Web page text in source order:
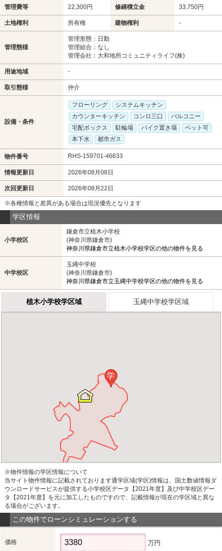
管理費等 22,300円 修繕積立金 33,750円
土地権利 所有権 建物権利 -
管理態様
管理形態：日勤
管理組合：なし
管理会社：大和地所コミュニティライフ(株)
用途地域 -
取引態様 仲介
設備・条件
フローリング
システムキッチン
カウンターキッチン
コンロ三口
バルコニー
宅配ボックス
駐輪場 バイク置き場
ペット可
本下水
都市ガス
物件番号 RHS-159701-46633
情報更新日 2026年08月08日
次回更新日 2026年08月22日
※各種情報と差異がある場合は現況優先となります
学区情報
小学校区
鎌倉市立植木小学校
(神奈川県鎌倉市)
神奈川県鎌倉市立植木小学校学区の他の物件を見る
中学校区
玉縄中学校
(神奈川県鎌倉市)
神奈川県鎌倉市立玉縄中学校学区の他の物件を見る
植木小学校学区域 玉縄中学校学区域
学
※物件情報の学区情報について
当サイト物件情報に記載されております通学区域(学区)情報は、国土数値情報ダ
ウンロードサービスが提供する小学校区データ【2021年度】及び中学校区デー
タ【2021年度】を元に加工したものですので、記載情報が現在の学区域と異な
る場合がございます。
この物件でローンシミュレーションする
価格 万円